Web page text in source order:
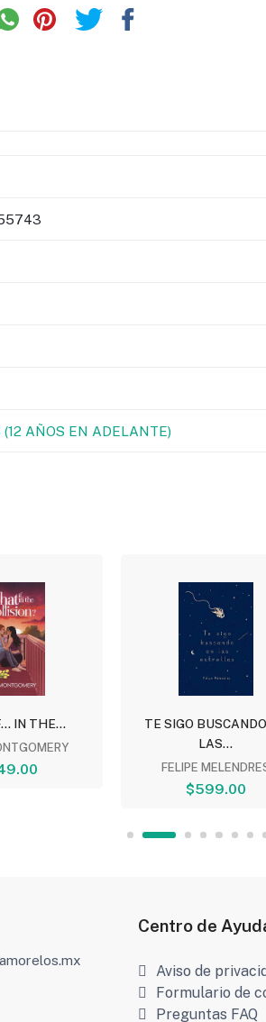
(12 AÑOS EN ADELANTE)
IN THE...
TE SIGO
LAS...
FELIPE
$599.00
Centro de
Aviso de
Formulario de
Preguntas FAQ